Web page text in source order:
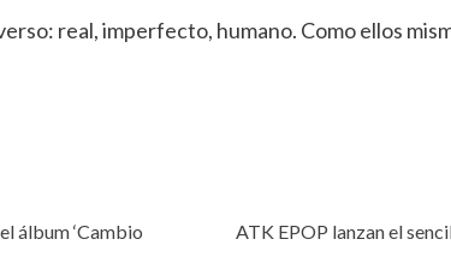
real, imperfecto, humano. Como ellos
álbum ‘Cambio
ATK EPOP lanzan el